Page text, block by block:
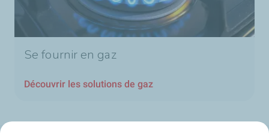
Se fournir en gaz
Découvrir les solutions de gaz